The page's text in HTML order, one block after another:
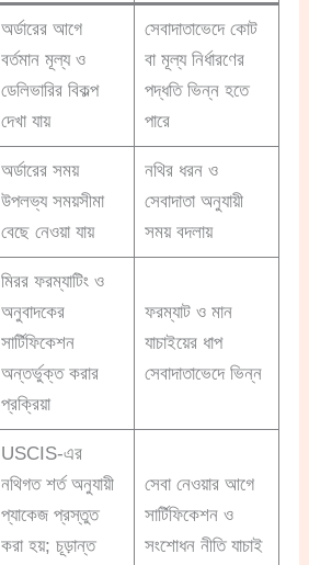
অর্ডারের আগে
বর্তমান মূল্য ও
ডেলিভারির বিকল্প
দেখা যায়
সেবাদাতাভেদে কোট
বা মূল্য নির্ধারণের
পদ্ধতি ভিন্ন হতে
পারে
অর্ডারের সময়
উপলভ্য সময়সীমা
বেছে নেওয়া যায়
নথির ধরন ও
সেবাদাতা অনুযায়ী
সময় বদলায়
মিরর ফরম্যাটিং ও
অনুবাদকের
সার্টিফিকেশন
অন্তর্ভুক্ত করার
প্রক্রিয়া
ফরম্যাট ও মান
যাচাইয়ের ধাপ
সেবাদাতাভেদে ভিন্ন
USCIS-এর
নথিগত শর্ত অনুযায়ী
প্যাকেজ প্রস্তুত
করা হয়; চূড়ান্ত
সেবা নেওয়ার আগে
সার্টিফিকেশন ও
সংশোধন নীতি যাচাই